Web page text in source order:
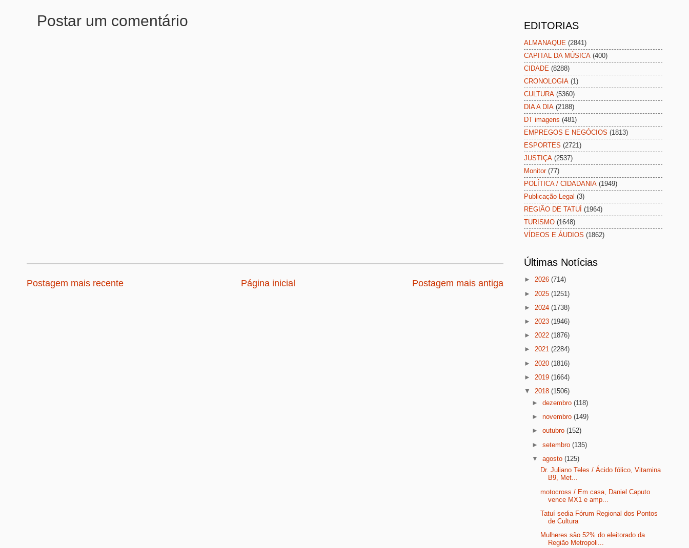
Postar um comentário
Postagem mais recente Postagem mais antiga
Página inicial
EDITORIAS
ALMANAQUE (2841)
CAPITAL DA MÚSICA (400)
CIDADE (8288)
CRONOLOGIA (1)
CULTURA (5360)
DIA A DIA (2188)
DT imagens (481)
EMPREGOS E NEGÓCIOS (1813)
ESPORTES (2721)
JUSTIÇA (2537)
Monitor (77)
POLÍTICA / CIDADANIA (1949)
Publicação Legal (3)
REGIÃO DE TATUÍ (1964)
TURISMO (1648)
VÍDEOS E ÁUDIOS (1862)
Últimas Notícias
► 2026 (714)
► 2025 (1251)
► 2024 (1738)
► 2023 (1946)
► 2022 (1876)
► 2021 (2284)
► 2020 (1816)
► 2019 (1664)
▼ 2018 (1506)
►dezembro(118)
►novembro(149)
►outubro(152)
►setembro(135)
▼agosto(125)
Dr. Juliano Teles / Ácido fólico, Vitamina
B9, Met...
motocross / Em casa, Daniel Caputo
vence MX1 e amp...
Tatuí sedia Fórum Regional dos Pontos
de Cultura
Mulheres são 52% do eleitorado da
Região Metropoli...